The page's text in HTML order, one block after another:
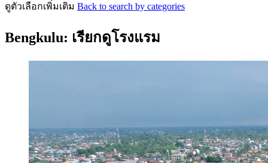
ดูตัวเลือกเพิ่มเติม Back to search by categories
Bengkulu: เรียกดูโรงแรม